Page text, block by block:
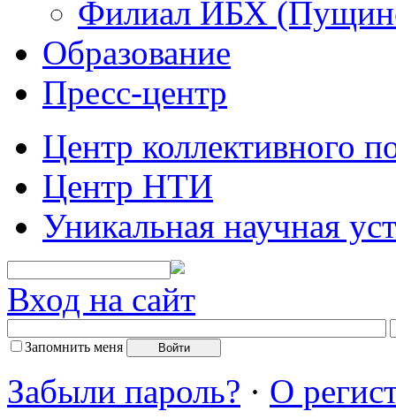
Филиал ИБХ
Образование
Пресс-центр
Центр коллективного
Центр НТИ
Уникальная научная
Вход на сайт
Запомнить меня
Забыли пароль? · О